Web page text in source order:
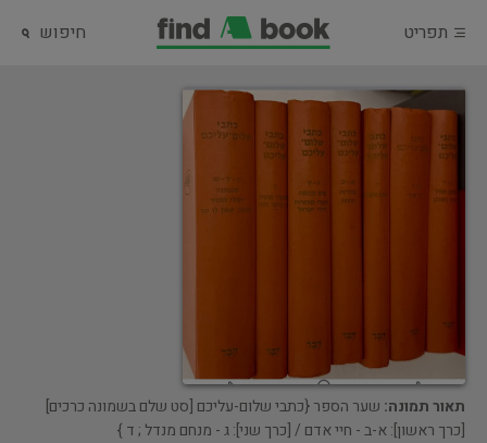
תפריט חיפוש
תאור תמונה: שער הספר {כתבי שלום-עליכם [סט שלם בשמונה כרכים]
[כרך ראשון]: א-ב - חיי אדם / [כרך שני]: ג - מנחם מנדל ; ד }